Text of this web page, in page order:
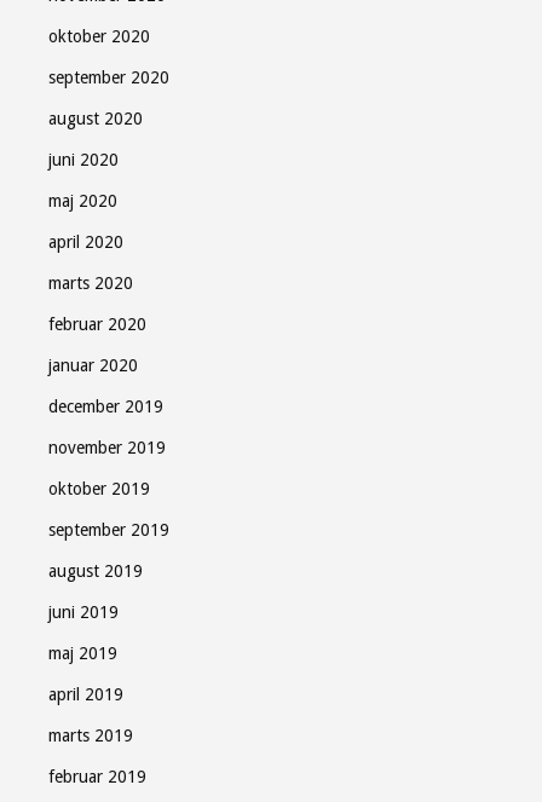
oktober 2020
september 2020
august 2020
juni 2020
maj 2020
april 2020
marts 2020
februar 2020
januar 2020
december 2019
november 2019
oktober 2019
september 2019
august 2019
juni 2019
maj 2019
april 2019
marts 2019
februar 2019